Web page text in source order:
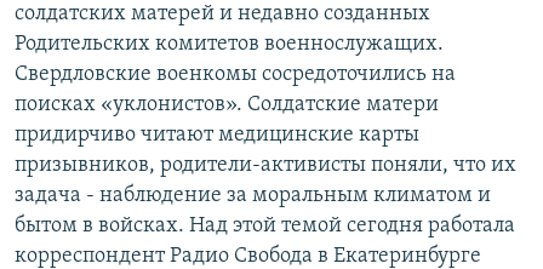
Все сайты РСЕ/РС
солдатских матерей и недавно созданных
Родительских комитетов военнослужащих.
Свердловские военкомы сосредоточились на
поисках «уклонистов». Солдатские матери
придирчиво читают медицинские карты
призывников, родители-активисты поняли, что их
задача - наблюдение за моральным климатом и
бытом в войсках. Над этой темой сегодня работала
корреспондент Радио Свобода в Екатеринбурге